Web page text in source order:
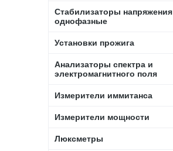
Стабилизаторы напряжения
однофазные
Установки прожига
Анализаторы спектра и
электромагнитного поля
Измерители иммитанса
Измерители мощности
Люксметры